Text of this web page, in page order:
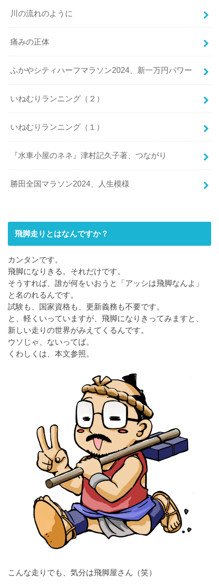
川の流れのように
痛みの正体
ふかやシティハーフマラソン2024、新一万円パワー
いねむりランニング（２）
いねむりランニング（１）
『水車小屋のネネ』津村記久子著、つながり
勝田全国マラソン2024、人生模様
飛脚走りとはなんですか？
カンタンです。
飛脚になりきる。それだけです。
そうすれば、誰が何をいおうと「アッシは飛脚なんよ」
と名のれるんです。
試験も、国家資格も、更新義務も不要です。
と、軽くいっていますが、飛脚になりきってみますと、
新しい走りの世界がみえてくるんです。
ウソじゃ、ないってば。
くわしくは、本文参照。
こんな走りでも、気分は飛脚屋さん（笑）